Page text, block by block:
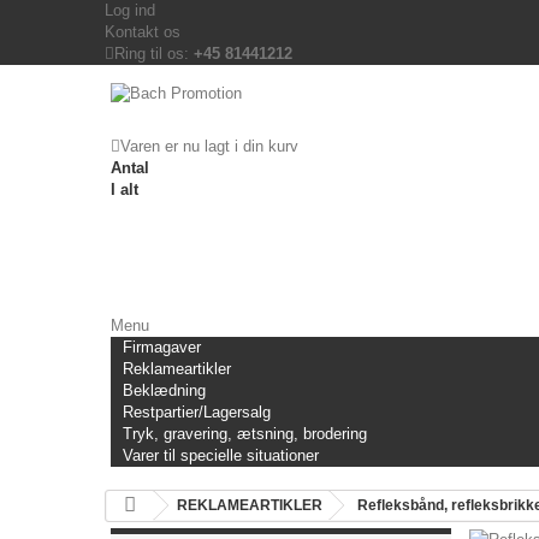
Log ind
Kontakt os
Ring til os: +45 81441212
Varen er nu lagt i din kurv
Antal
I alt
Menu
Firmagaver
Reklameartikler
Beklædning
Restpartier/Lagersalg
Tryk, gravering, ætsning, brodering
Varer til specielle situationer
REKLAMEARTIKLER Refleksbånd,